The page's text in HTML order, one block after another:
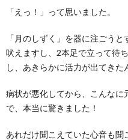
「えっ！」って思いました。
「月のしずく」を器に注ごう
吠えますし、2本足で立って待
し、あきらかに活力が出てきた
病状が悪化してから、こんな
で、本当に驚きました！
あれだけ聞こえていた心音も聞